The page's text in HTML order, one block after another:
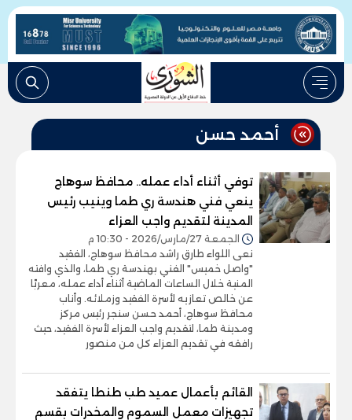
أحمد حسن
توفي أثناء أداء عمله.. محافظ سوهاج
ينعي فني هندسة ري طما وينيب رئيس
المدينة لتقديم واجب العزاء
الجمعة 27/مارس/2026 - 10:30 م
نعى اللواء طارق راشد محافظ سوهاج، الفقيد
"واصل خميس" الفني بهندسة ري طما، والذي وافته
المنية خلال الساعات الماضية أثناء أداء عمله، معربًا
عن خالص تعازيه لأسرة الفقيد وزملائه. وأناب
محافظ سوهاج، أحمد حسن سنجر رئيس مركز
ومدينة طما، لتقديم واجب العزاء لأسرة الفقيد، حيث
رافقه في تقديم العزاء كل من منصور
القائم بأعمال عميد طب طنطا يتفقد
تجهيزات معمل السموم والمخدرات بقسم